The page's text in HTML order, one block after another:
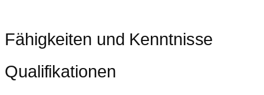
Fähigkeiten und Kenntnisse
Qualifikationen